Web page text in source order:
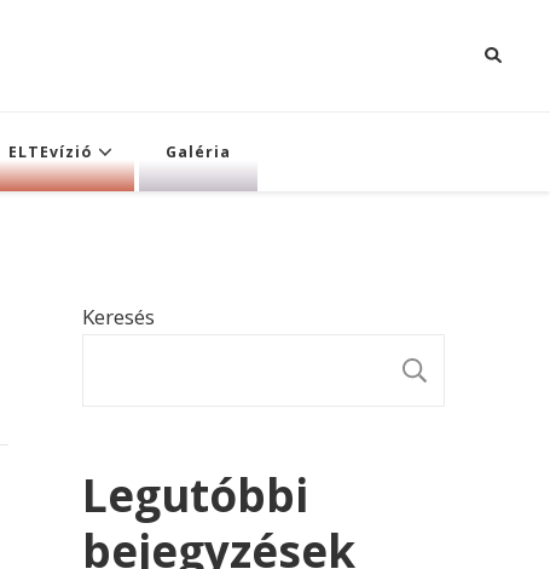
ELTEvízió Galéria
Keresés
Legutóbbi
bejegyzések